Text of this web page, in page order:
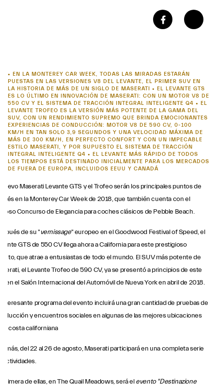
• EN LA MONTEREY CAR WEEK, TODAS LAS MIRADAS ESTARÁN
PUESTAS EN LAS VERSIONES V8 DEL LEVANTE, EL PRIMER SUV EN
LA HISTORIA DE MÁS DE UN SIGLO DE MASERATI • EL LEVANTE GTS
ES LO ÚLTIMO EN INNOVACIÓN DE MASERATI: CON UN MOTOR V8 DE
550 CV Y EL SISTEMA DE TRACCIÓN INTEGRAL INTELIGENTE Q4 • EL
LEVANTE TROFEO ES LA VERSIÓN MÁS POTENTE DE LA GAMA DEL
SUV, CON UN RENDIMIENTO SUPREMO QUE BRINDA EMOCIONANTES
EXPERIENCIAS DE CONDUCCIÓN: MOTOR V8 DE 590 CV, 0-100
KM/H EN TAN SOLO 3,9 SEGUNDOS Y UNA VELOCIDAD MÁXIMA DE
MÁS DE 300 KM/H, EN PERFECTO CONFORT Y CON UN IMPECABLE
ESTILO MASERATI, Y POR SUPUESTO EL SISTEMA DE TRACCIÓN
INTEGRAL INTELIGENTE Q4 • EL LEVANTE MÁS RÁPIDO DE TODOS
LOS TIEMPOS ESTÁ DESTINADO INICIALMENTE PARA LOS MERCADOS
DE FUERA DE EUROPA, INCLUIDOS EEUU Y CANADÁ
nuevo Maserati Levante GTS y el Trofeo serán los principales puntos de
en la Monterey Car Week de 2018, que también cuenta con el
Concurso de Elegancia para coches clásicos de Pebble Beach.
de su "vernissage" europeo en el Goodwood Festival of Speed, el
GTS de 550 CV llega ahora a California para este prestigioso
que atrae a entusiastas de todo el mundo. El SUV más potente de
el Levante Trofeo de 590 CV, ya se presentó a principios de este
en el Salón Internacional del Automóvil de Nueva York en abril de 2018.
interesante programa del evento incluirá una gran cantidad de pruebas de
y encuentros sociales en algunas de las mejores ubicaciones
la costa californiana
del 22 al 26 de agosto, Maserati participará en una completa serie
actividades.
primera de ellas, en The Quail Meadows, será elevento "Destinazione